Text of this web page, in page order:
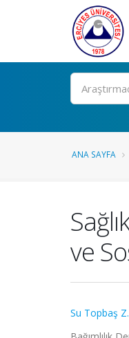
Ara
ANA SAYFA
ve
Su Topbaş Z.